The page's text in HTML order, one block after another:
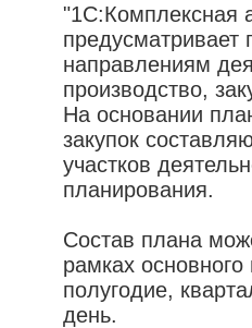
"1С:Комплексная
направлениям
производство,
На основании
закупок
участков
планирования.
Состав плана
рамках
полугодие,
день.